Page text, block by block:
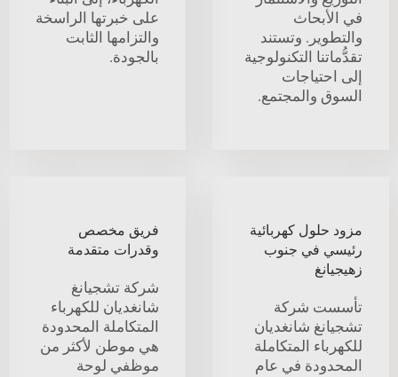
في الأبحاث
والتطوير. وتستند
تقدُّماتنا التكنولوجية
إلى احتياجات
السوق والمجتمع.
على خبرتها الراسخة
والتزامها الثابت
بالجودة.
مزود حلول كهربائية
رئيسي في جنوب
زهيجيانغ
تأسست شركة
تشجيانغ شانغديان
للكهرباء المتكاملة
المحدودة في عام
فريق مخصص
وقدرات متقدمة
شركة تشجيانغ
شانغديان للكهرباء
المتكاملة المحدودة
هي موطن لأكثر من
موظفي لوحة